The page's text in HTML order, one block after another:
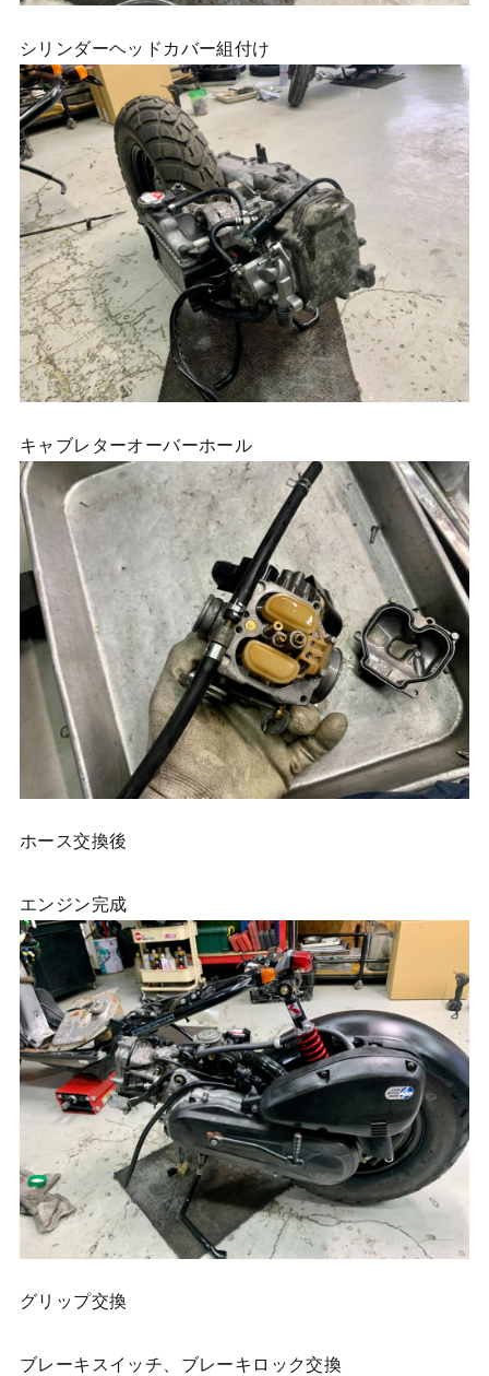
シリンダーヘッドカバー組付け
キャブレターオーバーホール
ホース交換後
エンジン完成
グリップ交換
ブレーキスイッチ、ブレーキロック交換